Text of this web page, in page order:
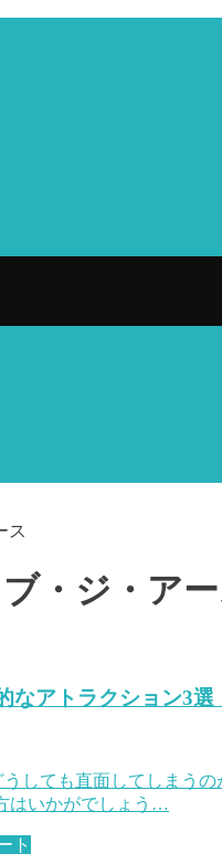
ス
・ジ・ア
なアトラクション3
しても直面してしまう
はいかがでしょう…
ト